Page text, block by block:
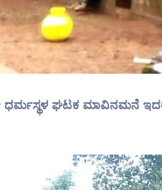
ಘಟಕ ಮಾವಿನಮನೆ ಇದರ